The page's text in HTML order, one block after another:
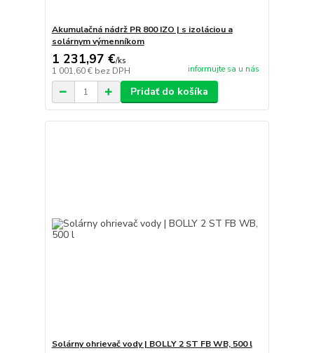
Akumulačná nádrž PR 800 IZO | s izoláciou a
solárnym výmenníkom
1 231,97 €/ks
1 001,60 € bez DPH informujte sa u nás
Pridať do košíka
Solárny ohrievač vody | BOLLY 2 ST FB WB, 500 l